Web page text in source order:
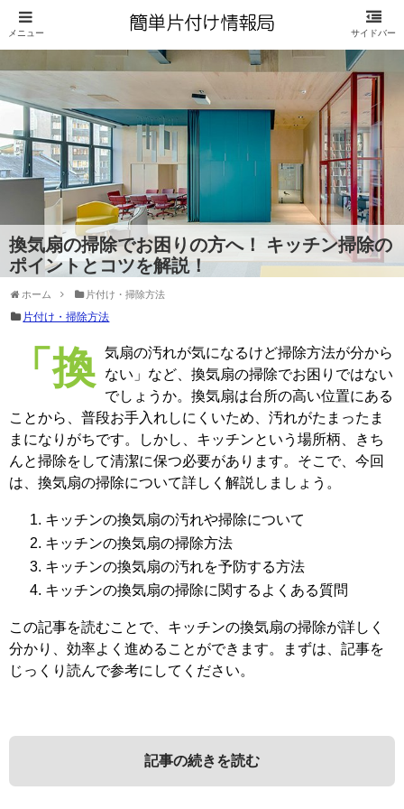
換気扇の掃除でお困りの方へ！ キッチン掃除の
ポイントとコツを解説！
ホーム 片付け・掃除方法
片付け・掃除方法
「換気扇の汚れが気になるけど掃除方法が分から
ない」など、換気扇の掃除でお困りではない
でしょうか。換気扇は台所の高い位置にある
ことから、普段お手入れしにくいため、汚れがたまったま
まになりがちです。しかし、キッチンという場所柄、きち
んと掃除をして清潔に保つ必要があります。そこで、今回
は、換気扇の掃除について詳しく解説しましょう。
キッチンの換気扇の汚れや掃除について
キッチンの換気扇の掃除方法
キッチンの換気扇の汚れを予防する方法
キッチンの換気扇の掃除に関するよくある質問
この記事を読むことで、キッチンの換気扇の掃除が詳しく
分かり、効率よく進めることができます。まずは、記事を
じっくり読んで参考にしてください。
記事の続きを読む